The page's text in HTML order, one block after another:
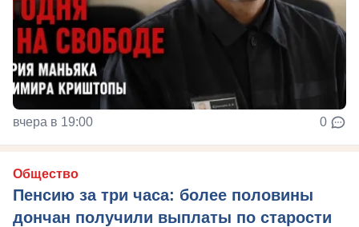
вчера в 19:00 0
Общество
Пенсию за три часа: более половины
дончан получили выплаты по старости